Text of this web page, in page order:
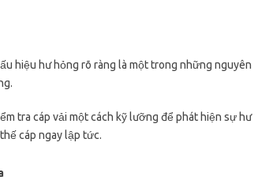
hiệu hư hỏng rõ ràng là một trong những nguyên
tra cáp vải một cách kỹ lưỡng để phát hiện sự hư
cáp ngay lập tức.